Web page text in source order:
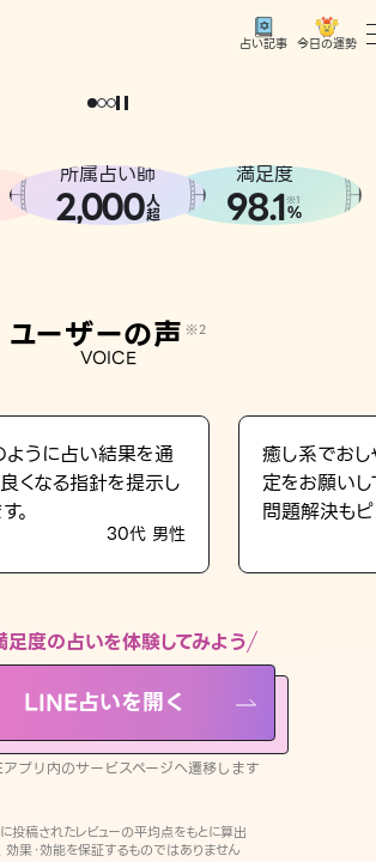
占い記事 今日の運勢
開く
ージへ遷移します
どうせなら
。
所属占い師
2,000人
超
満足度
98.1※1
%
ユーザーの声 ※2
VOICE
ように占い結果を通
くなる指針を提示し
。
30代 男性
癒し系でおし
定をお願い
問題解決もピ
足度の占いを体験してみよう
LINE占いを開く
プリ内のサービスページへ遷移します
稿されたレビューの平均点をもとに算出
果・効能を保証するものではありません